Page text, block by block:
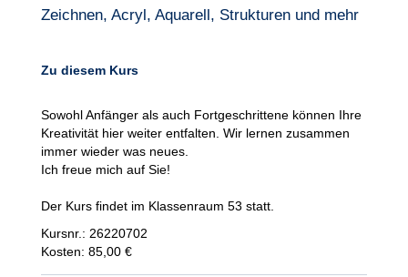
Zeichnen, Acryl, Aquarell, Strukturen und mehr
Zu diesem Kurs
Sowohl Anfänger als auch Fortgeschrittene können Ihre
Kreativität hier weiter entfalten. Wir lernen zusammen
immer wieder was neues.
Ich freue mich auf Sie!
Der Kurs findet im Klassenraum 53 statt.
Kursnr.: 26220702
Kosten: 85,00 €